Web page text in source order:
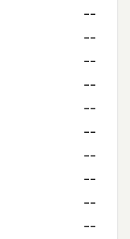
--
--
--
--
--
--
--
--
--
--